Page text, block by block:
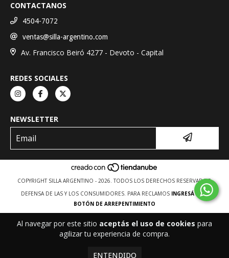
Al navegar por este sitio aceptás el uso de cookies para
agilizar tu experiencia de compra.
ENTENDIDO
CONTACTANOS
4504-7072
ventas@silla-argentino.com
Av. Francisco Beiró 4277 - Devoto - Capital
REDES SOCIALES
NEWSLETTER
COPYRIGHT SILLA ARGENTINO - 2026. TODOS LOS DERECHOS RESERVADOS.
DEFENSA DE LAS Y LOS CONSUMIDORES. PARA RECLAMOS INGRESÁ ACÁ.
BOTÓN DE ARREPENTIMIENTO